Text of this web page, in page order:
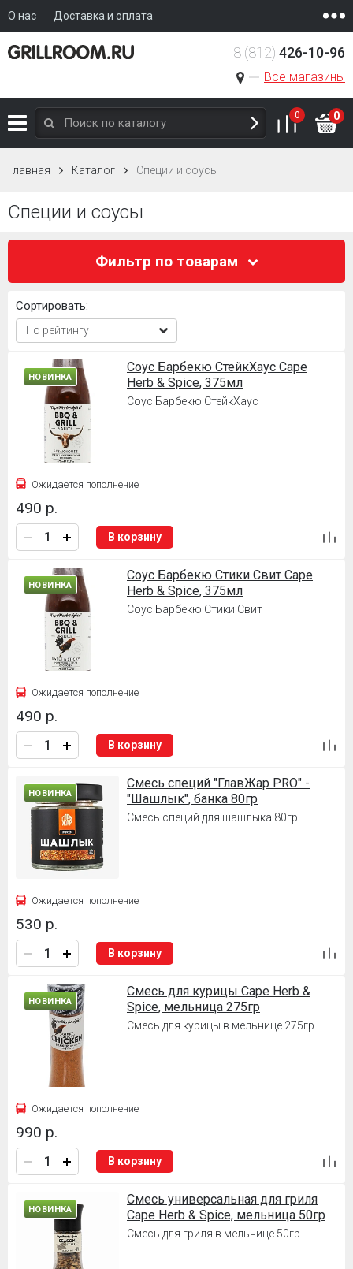
О нас Доставка и оплата
Все магазины
8 (812) 426-10-96
0 0
Главная Каталог Специи и соусы
Специи и соусы
Фильтр по товарам
Сортировать:
НОВИНКА
Соус Барбекю СтейкХаус Cape
Herb & Spice, 375мл
Соус Барбекю СтейкХаус
Ожидается пополнение
490 р.
В корзину
НОВИНКА
Соус Барбекю Стики Свит Cape
Herb & Spice, 375мл
Соус Барбекю Стики Свит
Ожидается пополнение
490 р.
В корзину
НОВИНКА
Смесь специй "ГлавЖар PRO" -
"Шашлык", банка 80гр
Смесь специй для шашлыка 80гр
Ожидается пополнение
530 р.
В корзину
НОВИНКА
Смесь для курицы Cape Herb &
Spice, мельница 275гр
Смесь для курицы в мельнице 275гр
Ожидается пополнение
990 р.
В корзину
НОВИНКА
Смесь универсальная для гриля
Cape Herb & Spice, мельница 50гр
Смесь для гриля в мельнице 50гр